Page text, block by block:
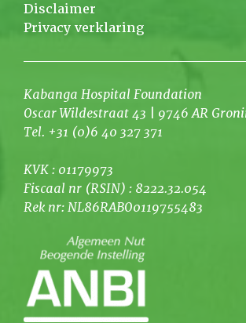
Disclaimer
Privacy verklaring
Kabanga Hospital Foundation
Oscar Wildestraat 43 | 9746 AR
Tel. +31 (0)6 40 327 371
KVK : 01179973
Fiscaal nr (RSIN) : 8222.32.054
Rek nr: NL86RABO0119755483